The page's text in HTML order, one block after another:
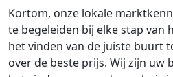
Kortom, onze lokale
te begeleiden bij elke stap van
het vinden van de juiste buurt
over de beste prijs. Wij zijn